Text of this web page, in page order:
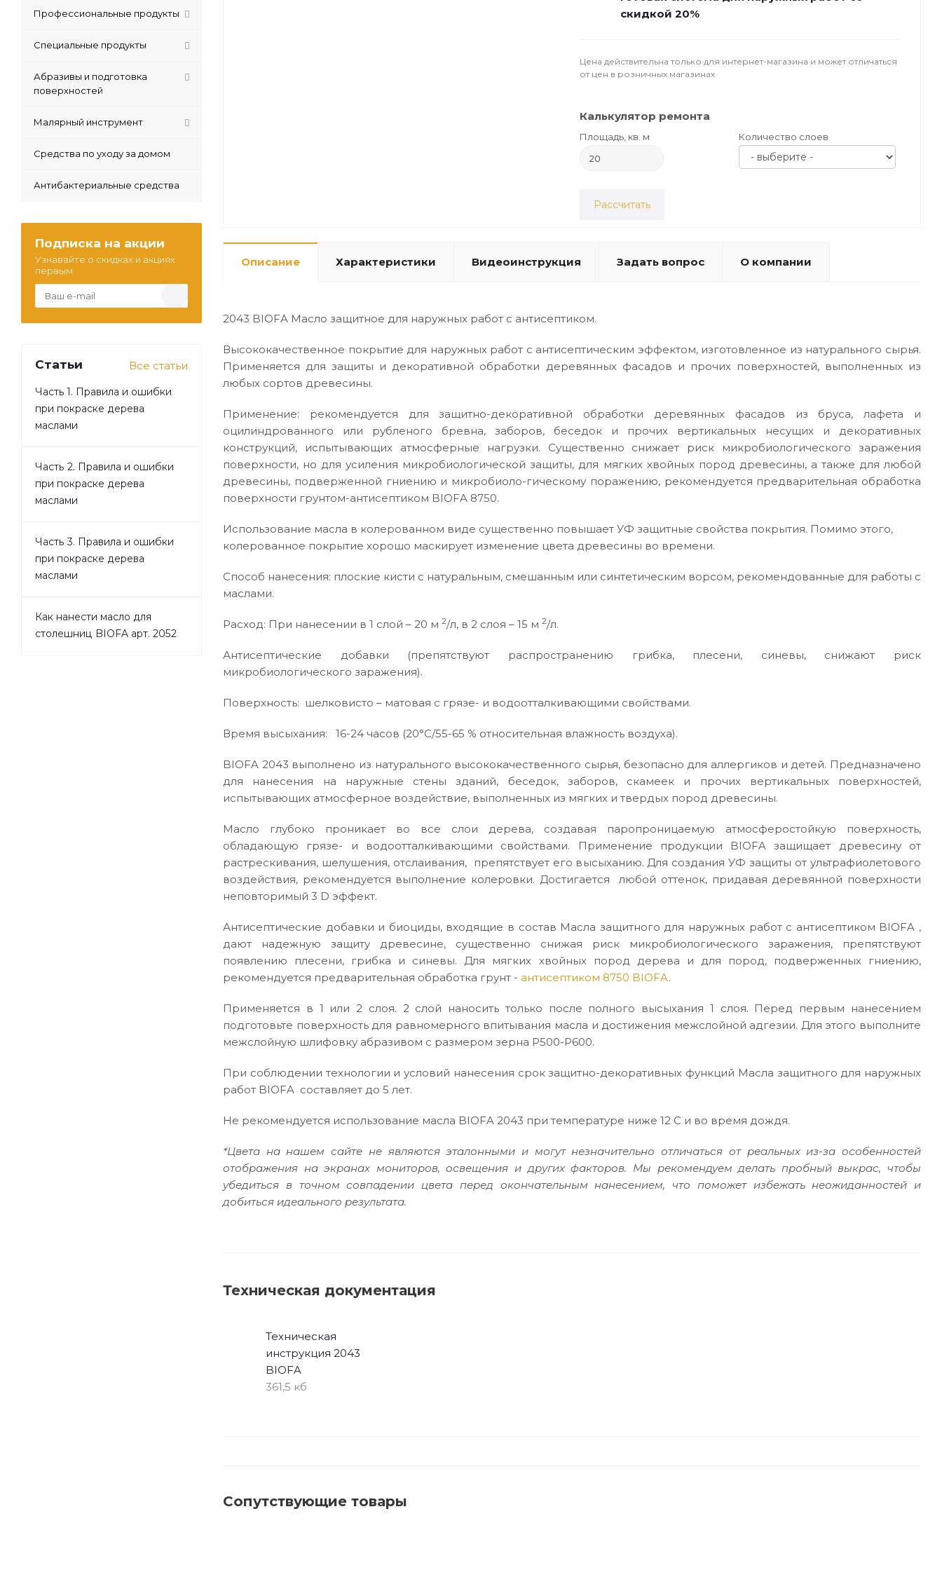
скидкой 20%
Цена действительна только для интернет-магазина и может отличаться
от цен в розничных магазинах
Калькулятор ремонта
Площадь, кв. м Количество слоев
Рассчитать
Описание Характеристики Видеоинструкция Задать вопрос О компании
2043 BIOFA Масло защитное для наружных работ с антисептиком.
Высококачественное покрытие для наружных работ с антисептическим эффектом, изготовленное из натурального сырья.
Применяется для защиты и декоративной обработки деревянных фасадов и прочих поверхностей, выполненных из
любых сортов древесины.
Применение: рекомендуется для защитно-декоративной обработки деревянных фасадов из бруса, лафета и
оцилиндрованного или рубленого бревна, заборов, беседок и прочих вертикальных несущих и декоративных
конструкций, испытывающих атмосферные нагрузки. Существенно снижает риск микробиологического заражения
поверхности, но для усиления микробиологической защиты, для мягких хвойных пород древесины, а также для любой
древесины, подверженной гниению и микробиоло-гическому поражению, рекомендуется предварительная обработка
поверхности грунтом-антисептиком BIOFA 8750.
Использование масла в колерованном виде существенно повышает УФ защитные свойства покрытия. Помимо этого,
колерованное покрытие хорошо маскирует изменение цвета древесины во времени.
Способ нанесения: плоские кисти с натуральным, смешанным или синтетическим ворсом, рекомендованные для работы с
маслами.
Расход: При нанесении в 1 слой – 20 м 2/л, в 2 слоя – 15 м 2/л.
Антисептические добавки (препятствуют распространению грибка, плесени, синевы, снижают риск
микробиологического заражения).
Поверхность: шелковисто – матовая с грязе- и водоотталкивающими свойствами.
Время высыхания: 16-24 часов (20°C/55-65 % относительная влажность воздуха).
BIOFA 2043 выполнено из натурального высококачественного сырья, безопасно для аллергиков и детей. Предназначено
для нанесения на наружные стены зданий, беседок, заборов, скамеек и прочих вертикальных поверхностей,
испытывающих атмосферное воздействие, выполненных из мягких и твердых пород древесины.
Масло глубоко проникает во все слои дерева, создавая паропроницаемую атмосферостойкую поверхность,
обладающую грязе- и водоотталкивающими свойствами. Применение продукции BIOFA защищает древесину от
растрескивания, шелушения, отслаивания, препятствует его высыханию. Для создания УФ защиты от ультрафиолетового
воздействия, рекомендуется выполнение колеровки. Достигается любой оттенок, придавая деревянной поверхности
неповторимый 3 D эффект.
Антисептические добавки и биоциды, входящие в состав Масла защитного для наружных работ с антисептиком BIOFA ,
дают надежную защиту древесине, существенно снижая риск микробиологического заражения, препятствуют
появлению плесени, грибка и синевы. Для мягких хвойных пород дерева и для пород, подверженных гниению,
рекомендуется предварительная обработка грунт - антисептиком 8750 BIOFA.
Применяется в 1 или 2 слоя. 2 слой наносить только после полного высыхания 1 слоя. Перед первым нанесением
подготовьте поверхность для равномерного впитывания масла и достижения межслойной адгезии. Для этого выполните
межслойную шлифовку абразивом с размером зерна P500-P600.
При соблюдении технологии и условий нанесения срок защитно-декоративных функций Масла защитного для наружных
работ BIOFA составляет до 5 лет.
Не рекомендуется использование масла BIOFA 2043 при температуре ниже 12 С и во время дождя.
*Цвета на нашем сайте не являются эталонными и могут незначительно отличаться от реальных из-за особенностей
отображения на экранах мониторов, освещения и других факторов. Мы рекомендуем делать пробный выкрас, чтобы
убедиться в точном совпадении цвета перед окончательным нанесением, что поможет избежать неожиданностей и
добиться идеального результата.
Техническая документация
Техническая
инструкция 2043
BIOFA
361,5 кб
Сопутствующие товары
Профессиональные продукты
Специальные продукты
Абразивы и подготовка
поверхностей
Малярный инструмент
Средства по уходу за домом
Антибактериальные средства
Подписка на акции
Узнавайте о скидках и акциях
первым
Статьи Все статьи
Часть 1. Правила и ошибки
при покраске дерева
маслами
Часть 2. Правила и ошибки
при покраске дерева
маслами
Часть 3. Правила и ошибки
при покраске дерева
маслами
Как нанести масло для
столешниц BIOFA арт. 2052